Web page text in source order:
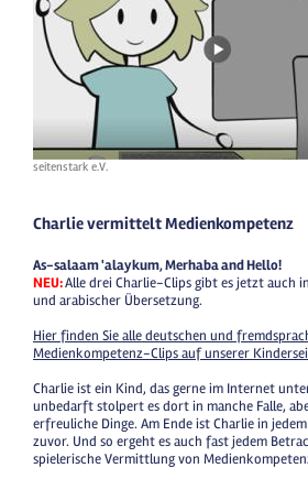
seitenstark e.V.
Charlie vermittelt Medienkompetenz
As-salaam 'alaykum, Merhaba and Hello!
NEU:Alle drei Charlie-Clips gibt es jetzt auch
und arabischer Übersetzung.
Hier finden Sie alle deutschen und
Medienkompetenz-Clips auf unserer
Charlie ist ein Kind, das gerne im Internet
unbedarft stolpert es dort in manche Falle,
erfreuliche Dinge. Am Ende ist Charlie in
zuvor. Und so ergeht es auch fast jedem
spielerische Vermittlung von